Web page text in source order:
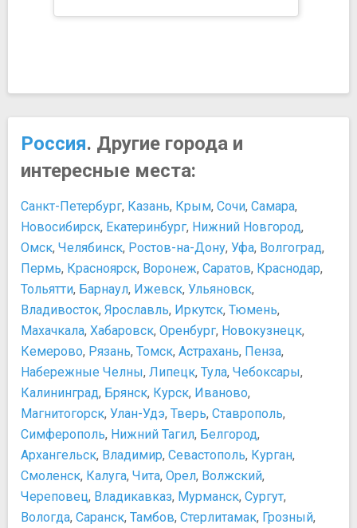
Россия. Другие города и
интересные места:
Санкт-Петербург, Казань, Крым, Сочи, Самара,
Новосибирск, Екатеринбург, Нижний Новгород,
Омск, Челябинск, Ростов-на-Дону, Уфа, Волгоград,
Пермь, Красноярск, Воронеж, Саратов, Краснодар,
Тольятти, Барнаул, Ижевск, Ульяновск,
Владивосток, Ярославль, Иркутск, Тюмень,
Махачкала, Хабаровск, Оренбург, Новокузнецк,
Кемерово, Рязань, Томск, Астрахань, Пенза,
Набережные Челны, Липецк, Тула, Чебоксары,
Калининград, Брянск, Курск, Иваново,
Магнитогорск, Улан-Удэ, Тверь, Ставрополь,
Симферополь, Нижний Тагил, Белгород,
Архангельск, Владимир, Севастополь, Курган,
Смоленск, Калуга, Чита, Орел, Волжский,
Череповец, Владикавказ, Мурманск, Сургут,
Вологда, Саранск, Тамбов, Стерлитамак, Грозный,